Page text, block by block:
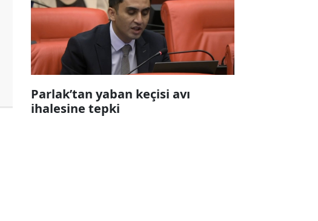
Parlak’tan yaban keçisi avı
ihalesine tepki